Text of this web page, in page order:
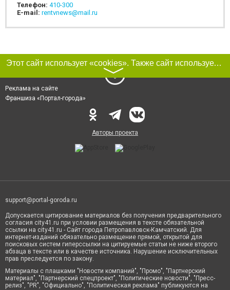
Телефон: 410-300
E-mail: rentvnews@mail.ru
Этот сайт использует «cookies». Также сайт использует интернет-сервис для сбора технических данных касательно посетителей с целью получения маркетинговой и статистической информации. Условия обработки данных посетителей сайта см.
〉
Реклама на сайте
Франшиза «Портал-города»
Авторы проекта
support@portal-goroda.ru
Допускается цитирование материалов без получения предварительного
согласия city41.ru при условии размещения в тексте обязательной
ссылки на city41.ru - Сайт города Петропавловск-Камчатский. Для
интернет-изданий обязательно размещение прямой, открытой для
поисковых систем гиперссылки на цитируемые статьи не ниже второго
абзаца в тексте или в качестве источника. Нарушение исключительных
прав преследуется по закону.
Материалы с плашками "Новости компаний", "Промо", "Партнерский
материал", "Партнерский спецпроект", "Политические новости", "Пресс-
релиз", "PR", "Официально", "Политическая реклама" публикуются на